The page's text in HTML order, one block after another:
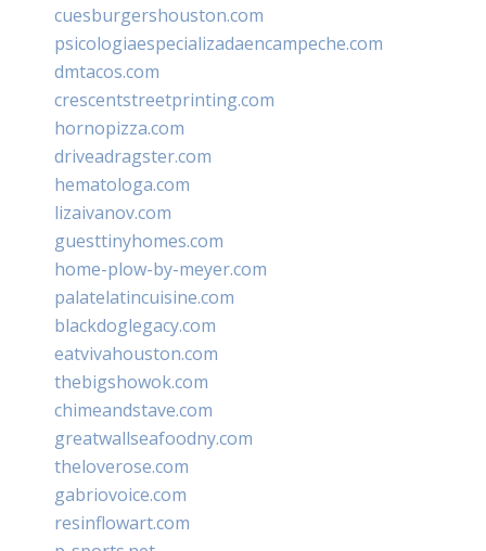
cuesburgershouston.com
psicologiaespecializadaencampeche.com
dmtacos.com
crescentstreetprinting.com
hornopizza.com
driveadragster.com
hematologa.com
lizaivanov.com
guesttinyhomes.com
home-plow-by-meyer.com
palatelatincuisine.com
blackdoglegacy.com
eatvivahouston.com
thebigshowok.com
chimeandstave.com
greatwallseafoodny.com
theloverose.com
gabriovoice.com
resinflowart.com